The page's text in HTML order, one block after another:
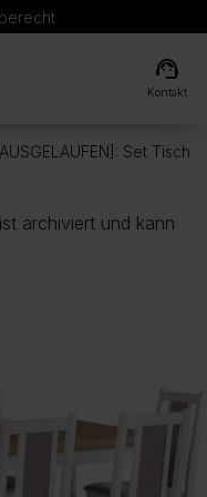
support_agent
Kontakt
Set Tisch
archiviert und kann